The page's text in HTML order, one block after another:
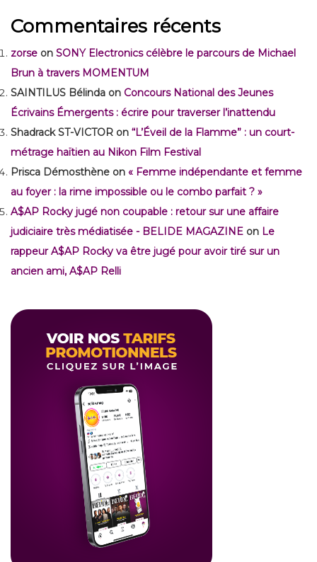
Commentaires récents
zorse on SONY Electronics célèbre le parcours de Michael
Brun à travers MOMENTUM
SAINTILUS Bélinda on Concours National des Jeunes
Écrivains Émergents : écrire pour traverser l’inattendu
Shadrack ST-VICTOR on “L’Éveil de la Flamme” : un court-
métrage haïtien au Nikon Film Festival
Prisca Démosthène on « Femme indépendante et femme
au foyer : la rime impossible ou le combo parfait ? »
A$AP Rocky jugé non coupable : retour sur une affaire
judiciaire très médiatisée - BELIDE MAGAZINE on Le
rappeur A$AP Rocky va être jugé pour avoir tiré sur un
ancien ami, A$AP Relli